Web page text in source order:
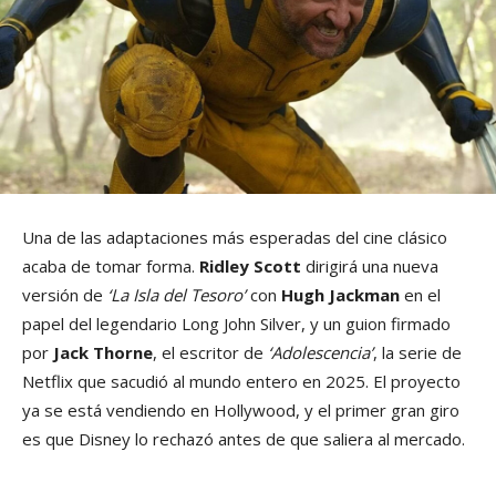
Una de las adaptaciones más esperadas del cine clásico
acaba de tomar forma. Ridley Scott dirigirá una nueva
versión de ‘La Isla del Tesoro’con Hugh Jackman en el
papel del legendario Long John Silver, y un guion firmado
por Jack Thorne, el escritor de ‘Adolescencia’, la serie de
Netflix que sacudió al mundo entero en 2025. El proyecto
ya se está vendiendo en Hollywood, y el primer gran giro
es que Disney lo rechazó antes de que saliera al mercado.